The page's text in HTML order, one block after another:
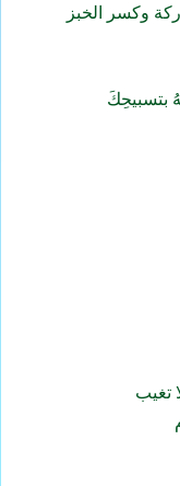
وكسر الخبز
بتسبيحِكَ
تغيب